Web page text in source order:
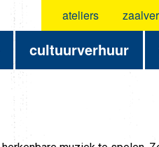
ateliers
cultuurverhuur